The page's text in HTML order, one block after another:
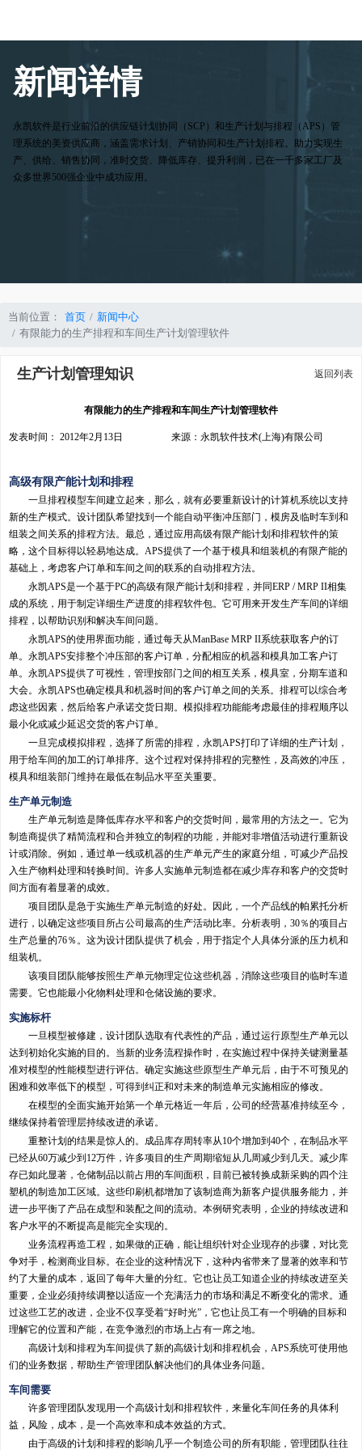
新闻详情
永凯软件是行业前沿的供应链计划协同（SCP）和生产计划与排程（APS）管
理系统的美资供应商，涵盖需求计划、产销协同和生产计划排程。助力实现生
产、供给、销售协同，准时交货、降低库存、提升利润，已在一千多家工厂及
众多世界500强企业中成功应用。
当前位置： 首页
新闻中心
有限能力的生产排程和车间生产计划管理软件
生产计划管理知识 返回列表
有限能力的生产排程和车间生产计划管理软件
发表时间： 2012年2月13日 来源：永凯软件技术(上海)有限公司
高级有限产能计划和排程
一旦排程模型车间建立起来，那么，就有必要重新设计的计算机系统以支持
新的生产模式。设计团队希望找到一个能自动平衡冲压部门，模房及临时车到和
组装之间关系的排程方法。最总，通过应用高级有限产能计划和排程软件的策
略，这个目标得以轻易地达成。APS提供了一个基于模具和组装机的有限产能的
基础上，考虑客户订单和车间之间的联系的自动排程方法。
永凯APS是一个基于PC的高级有限产能计划和排程，并同ERP / MRP II相集
成的系统，用于制定详细生产进度的排程软件包。它可用来开发生产车间的详细
排程，以帮助识别和解决车间问题。
永凯APS的使用界面功能，通过每天从ManBase MRP II系统获取客户的订
单。永凯APS安排整个冲压部的客户订单，分配相应的机器和模具加工客户订
单。永凯APS提供了可视性，管理按部门之间的相互关系，模具室，分期车道和
大会。永凯APS也确定模具和机器时间的客户订单之间的关系。排程可以综合考
虑这些因素，然后给客户承诺交货日期。模拟排程功能能考虑最佳的排程顺序以
最小化或减少延迟交货的客户订单。
一旦完成模拟排程，选择了所需的排程，永凯APS打印了详细的生产计划，
用于给车间的加工的订单排序。这个过程对保持排程的完整性，及高效的冲压，
模具和组装部门维持在最低在制品水平至关重要。
生产单元制造
生产单元制造是降低库存水平和客户的交货时间，最常用的方法之一。它为
制造商提供了精简流程和合并独立的制程的功能，并能对非增值活动进行重新设
计或消除。例如，通过单一线或机器的生产单元产生的家庭分组，可减少产品投
入生产物料处理和转换时间。许多人实施单元制造都在减少库存和客户的交货时
间方面有着显著的成效。
项目团队是急于实施生产单元制造的好处。因此，一个产品线的帕累托分析
进行，以确定这些项目所占公司最高的生产活动比率。分析表明，30％的项目占
生产总量的76％。这为设计团队提供了机会，用于指定个人具体分派的压力机和
组装机。
该项目团队能够按照生产单元物理定位这些机器，消除这些项目的临时车道
需要。它也能最小化物料处理和仓储设施的要求。
实施标杆
一旦模型被修建，设计团队选取有代表性的产品，通过运行原型生产单元以
达到初始化实施的目的。当新的业务流程操作时，在实施过程中保持关键测量基
准对模型的性能模型进行评估。确定实施这些原型生产单元后，由于不可预见的
困难和效率低下的模型，可得到纠正和对未来的制造单元实施相应的修改。
在模型的全面实施开始第一个单元格近一年后，公司的经营基准持续至今，
继续保持着管理层持续改进的承诺。
重整计划的结果是惊人的。成品库存周转率从10个增加到40个，在制品水平
已经从60万减少到12万件，许多项目的生产周期缩短从几周减少到几天。减少库
存已如此显著，仓储制品以前占用的车间面积，目前已被转换成新采购的四个注
塑机的制造加工区域。这些印刷机都增加了该制造商为新客户提供服务能力，并
进一步平衡了产品在成型和装配之间的流动。本例研究表明，企业的持续改进和
客户水平的不断提高是能完全实现的。
业务流程再造工程，如果做的正确，能让组织针对企业现存的步骤，对比竞
争对手，检测商业目标。在企业的这种情况下，这种内省带来了显著的效率和节
约了大量的成本，返回了每年大量的分红。它也让员工知道企业的持续改进至关
重要，企业必须持续调整以适应一个充满活力的市场和满足不断变化的需求。通
过这些工艺的改进，企业不仅享受着“好时光”，它也让员工有一个明确的目标和
理解它的位置和产能，在竞争激烈的市场上占有一席之地。
高级计划和排程为车间提供了新的高级计划和排程机会，APS系统可使用他
们的业务数据，帮助生产管理团队解决他们的具体业务问题。
车间需要
许多管理团队发现用一个高级计划和排程软件，来量化车间任务的具体利
益，风险，成本，是一个高效率和成本效益的方式。
由于高级的计划和排程的影响几乎一个制造公司的所有职能，管理团队往往